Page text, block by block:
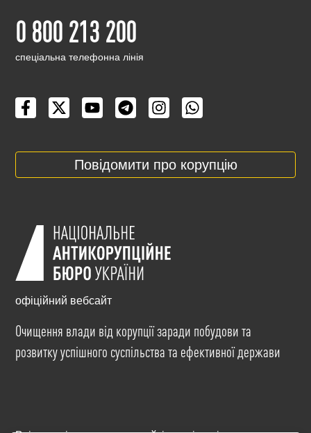
0 800 213 200
cпеціальна телефонна лінія
Повідомити про корупцію
офіційний вебсайт
Очищення влади від корупції заради побудови та
розвитку успішного суспільства та ефективної держави